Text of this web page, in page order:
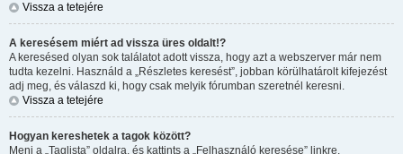
Vissza a tetejére
A keresésem miért ad vissza üres oldalt!?
A keresésed olyan sok találatot adott vissza, hogy azt a webszerver már nem
tudta kezelni. Használd a „Részletes keresést”, jobban körülhatárolt kifejezést
adj meg, és válaszd ki, hogy csak melyik fórumban szeretnél keresni.
Vissza a tetejére
Hogyan kereshetek a tagok között?
Menj a „Taglista” oldalra, és kattints a „Felhasználó keresése” linkre.